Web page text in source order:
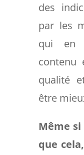
des
par les
qui en
contenu
qualité
être
Même si
que